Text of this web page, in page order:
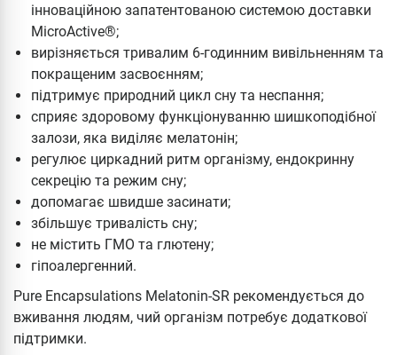
інноваційною запатентованою системою доставки
MicroActive®;
вирізняється тривалим 6-годинним вивільненням та
покращеним засвоєнням;
підтримує природний цикл сну та неспання;
сприяє здоровому функціонуванню шишкоподібної
залози, яка виділяє мелатонін;
регулює циркадний ритм організму, ендокринну
секрецію та режим сну;
допомагає швидше засинати;
збільшує тривалість сну;
не містить ГМО та глютену;
гіпоалергенний.
Pure Encapsulations Melatonin-SR рекомендується до
вживання людям, чий організм потребує додаткової
підтримки.